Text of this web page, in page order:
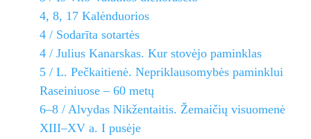
4, 8, 17 Kalėnduorios
4 / Sodarīta sotartės
4 / Julius Kanarskas. Kur stovėjo paminklas
5 / L. Pečkaitienė. Nepriklausomybės paminklui
Raseiniuose – 60 metų
6–8 / Alvydas Nikžentaitis. Žemaičių visuomenė
XIII–XV a. I pusėje